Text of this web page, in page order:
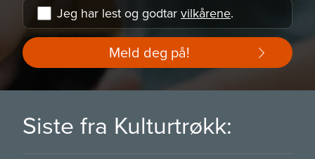
Jeg har lest og godtar vilkårene.
Meld deg på!
Siste fra Kulturtrøkk: